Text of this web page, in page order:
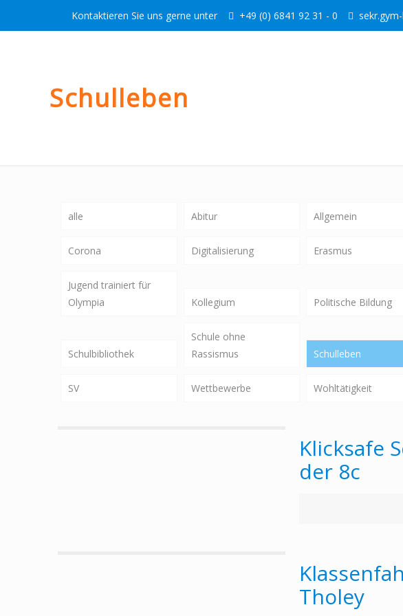
Kontaktieren Sie uns gerne unter +49 (0) 6841 92 31 - 0
Schulleben
alle Abitur Allgemein
Corona Digitalisierung Erasmus
Jugend trainiert für
Olympia
Kollegium Politische Bildung
Schulbibliothek
Schule ohne
Rassismus
Schulleben
SV Wettbewerbe Wohltätigkeit
Klicksafe
der 8c
Tholey